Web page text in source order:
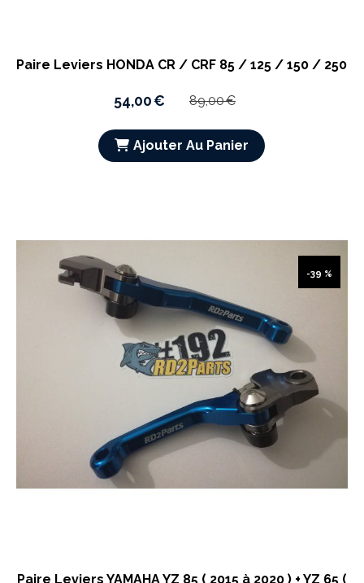
Paire Leviers HONDA CR / CRF 85 / 125 / 150 / 250
54,00€ 89,00€
Ajouter Au Panier
-39 %
Paire Leviers YAMAHA YZ 85 ( 2015 à 2020 ) + YZ 65 (